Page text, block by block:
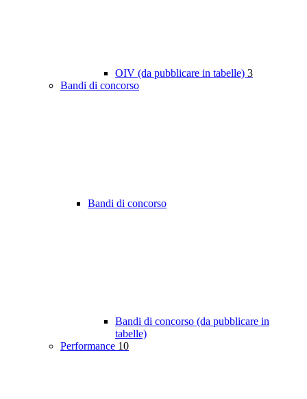
OIV (da pubblicare in tabelle) 3
Bandi di concorso
Bandi di concorso
Bandi di concorso (da pubblicare in
tabelle)
Performance 10